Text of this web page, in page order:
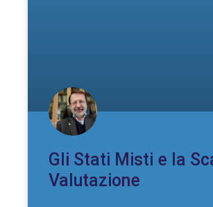
Gli Stati Misti e la
Valutazione